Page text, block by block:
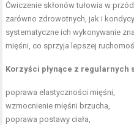
Ćwiczenie skłonów tułowia w
zarówno zdrowotnych, jak i
systematyczne ich wykonywanie
mięśni, co sprzyja lepszej
Korzyści płynące z regularnych
poprawa elastyczności mięśni,
wzmocnienie mięśni brzucha,
poprawa postawy ciała,